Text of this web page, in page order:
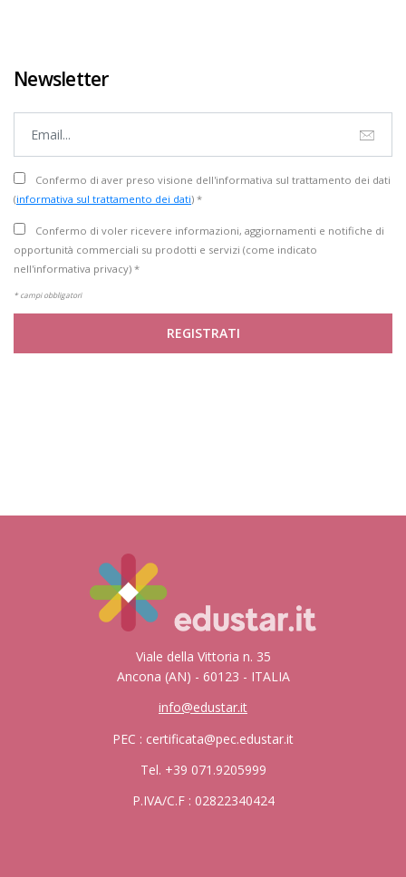
Newsletter
Confermo di aver preso visione dell'informativa sul trattamento dei dati
(informativa sul trattamento dei dati) *
Confermo di voler ricevere informazioni, aggiornamenti e notifiche di
opportunità commerciali su prodotti e servizi (come indicato
nell'informativa privacy) *
* campi obbligatori
REGISTRATI
Viale della Vittoria n. 35
Ancona (AN) - 60123 - ITALIA
info@edustar.it
PEC : certificata@pec.edustar.it
Tel. +39 071.9205999
P.IVA/C.F : 02822340424